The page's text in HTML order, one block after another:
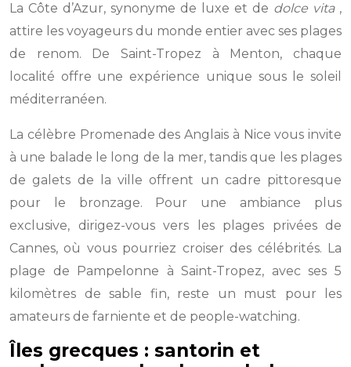
La Côte d’Azur, synonyme de luxe et de dolce vita ,
attire les voyageurs du monde entier avec ses plages
de renom. De Saint-Tropez à Menton, chaque
localité offre une expérience unique sous le soleil
méditerranéen.
La célèbre Promenade des Anglais à Nice vous invite
à une balade le long de la mer, tandis que les plages
de galets de la ville offrent un cadre pittoresque
pour le bronzage. Pour une ambiance plus
exclusive, dirigez-vous vers les plages privées de
Cannes, où vous pourriez croiser des célébrités. La
plage de Pampelonne à Saint-Tropez, avec ses 5
kilomètres de sable fin, reste un must pour les
amateurs de farniente et de people-watching.
Îles grecques : santorin et